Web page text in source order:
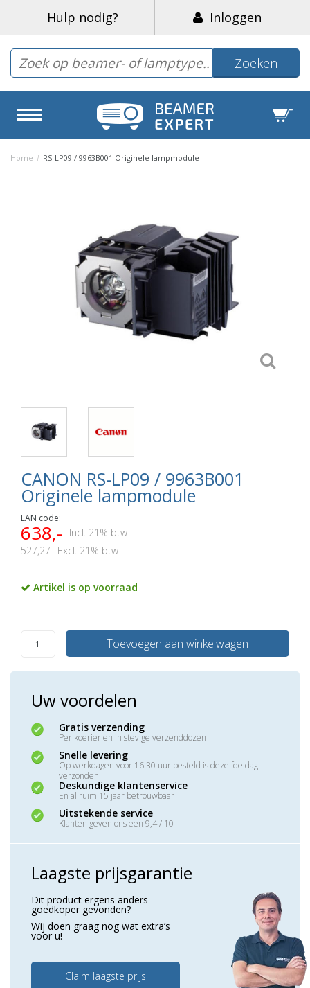
Hulp nodig? Inloggen
Zoeken
Home / RS-LP09 / 9963B001 Originele lampmodule
CANON RS-LP09 / 9963B001
Originele lampmodule
EAN code:
638,-
Incl. 21% btw
527,27
Excl. 21% btw
Artikel is op voorraad
Toevoegen aan winkelwagen
Uw voordelen
Gratis verzending
Per koerier en in stevige verzenddozen
Snelle levering
Op werkdagen voor 16:30 uur besteld is dezelfde dag
verzonden
Deskundige klantenservice
En al ruim 15 jaar betrouwbaar
Uitstekende service
Klanten geven ons een 9,4 / 10
Laagste prijsgarantie
Dit product ergens anders
goedkoper gevonden?
Wij doen graag nog wat extra’s
voor u!
Claim laagste prijs